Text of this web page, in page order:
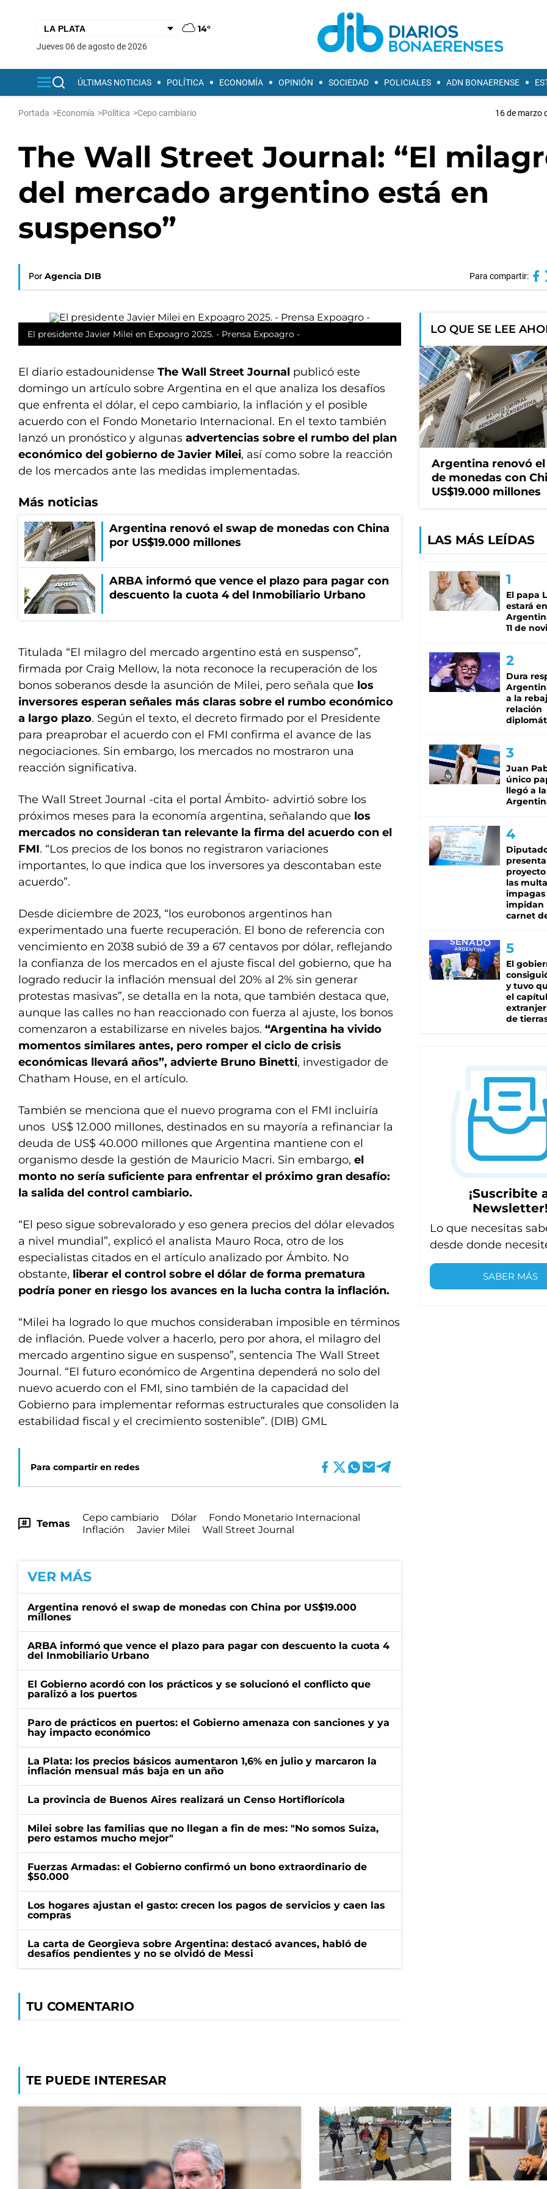
14°
jueves 06 de agosto de 2026
ÚLTIMAS NOTICIAS POLÍTICA ECONOMÍA OPINIÓN SOCIEDAD POLICIALES ADN BONAERENSE
Portada >Economía >Política >Cepo cambiario 16 de marzo
The Wall Street Journal: “El
del mercado argentino está en
suspenso”
Por Agencia DIB Para compartir:
El presidente Javier Milei en Expoagro 2025. - Prensa Expoagro -
El diario estadounidense The Wall Street Journal publicó este
domingo un artículo sobre Argentina en el que analiza los desafíos
que enfrenta el dólar, el cepo cambiario, la inflación y el posible
acuerdo con el Fondo Monetario Internacional. En el texto también
lanzó un pronóstico y algunas advertencias sobre el rumbo del plan
económico del gobierno de Javier Milei, así como sobre la reacción
de los mercados ante las medidas implementadas.
Más noticias
Argentina renovó el swap de monedas con China
por US$19.000 millones
ARBA informó que vence el plazo para pagar con
descuento la cuota 4 del Inmobiliario Urbano
Titulada “El milagro del mercado argentino está en suspenso”,
firmada por Craig Mellow, la nota reconoce la recuperación de los
bonos soberanos desde la asunción de Milei, pero señala que los
inversores esperan señales más claras sobre el rumbo económico
a largo plazo. Según el texto, el decreto firmado por el Presidente
para preaprobar el acuerdo con el FMI confirma el avance de las
negociaciones. Sin embargo, los mercados no mostraron una
reacción significativa.
The Wall Street Journal -cita el portal Ámbito- advirtió sobre los
próximos meses para la economía argentina, señalando que los
mercados no consideran tan relevante la firma del acuerdo con el
FMI. “Los precios de los bonos no registraron variaciones
importantes, lo que indica que los inversores ya descontaban este
acuerdo”.
Desde diciembre de 2023, “los eurobonos argentinos han
experimentado una fuerte recuperación. El bono de referencia con
vencimiento en 2038 subió de 39 a 67 centavos por dólar, reflejando
la confianza de los mercados en el ajuste fiscal del gobierno, que ha
logrado reducir la inflación mensual del 20% al 2% sin generar
protestas masivas”, se detalla en la nota, que también destaca que,
aunque las calles no han reaccionado con fuerza al ajuste, los bonos
comenzaron a estabilizarse en niveles bajos. “Argentina ha vivido
momentos similares antes, pero romper el ciclo de crisis
económicas llevará años”, advierte Bruno Binetti, investigador de
Chatham House, en el artículo.
También se menciona que el nuevo programa con el FMI incluiría
unos US$ 12.000 millones, destinados en su mayoría a refinanciar la
deuda de US$ 40.000 millones que Argentina mantiene con el
organismo desde la gestión de Mauricio Macri. Sin embargo, el
monto no sería suficiente para enfrentar el próximo gran desafío:
la salida del control cambiario.
“El peso sigue sobrevalorado y eso genera precios del dólar elevados
a nivel mundial”, explicó el analista Mauro Roca, otro de los
especialistas citados en el artículo analizado por Ámbito. No
obstante, liberar el control sobre el dólar de forma prematura
podría poner en riesgo los avances en la lucha contra la inflación.
“Milei ha logrado lo que muchos consideraban imposible en términos
de inflación. Puede volver a hacerlo, pero por ahora, el milagro del
mercado argentino sigue en suspenso”, sentencia The Wall Street
Journal. “El futuro económico de Argentina dependerá no solo del
nuevo acuerdo con el FMI, sino también de la capacidad del
Gobierno para implementar reformas estructurales que consoliden la
estabilidad fiscal y el crecimiento sostenible”. (DIB) GML
Para compartir en redes
Temas
Cepo cambiario Dólar
Fondo Monetario Internacional
Inflación
Javier Milei Wall Street Journal
VER MÁS
Argentina renovó el swap de monedas con China por US$19.000
millones
ARBA informó que vence el plazo para pagar con descuento la cuota 4
del Inmobiliario Urbano
El Gobierno acordó con los prácticos y se solucionó el conflicto que
paralizó a los puertos
Paro de prácticos en puertos: el Gobierno amenaza con sanciones y ya
hay impacto económico
La Plata: los precios básicos aumentaron 1,6% en julio y marcaron la
inflación mensual más baja en un año
La provincia de Buenos Aires realizará un Censo Hortiflorícola
Milei sobre las familias que no llegan a fin de mes: "No somos Suiza,
pero estamos mucho mejor"
Fuerzas Armadas: el Gobierno confirmó un bono extraordinario de
$50.000
Los hogares ajustan el gasto: crecen los pagos de servicios y caen las
compras
La carta de Georgieva sobre Argentina: destacó avances, habló de
desafíos pendientes y no se olvidó de Messi
TU COMENTARIO
LO QUE SE LEE
Argentina renovó
de monedas con
US$19.000 millones
LAS MÁS LEÍDAS
El papa
estará
11 de
Dura
a la
relación
Juan
único
llegó a la
las
impagas
impidan
carnet
El
y tuvo
el
de
¡Suscribite
Newsletter!
Lo que necesitas
desde donde
SABER MÁS
TE PUEDE INTERESAR